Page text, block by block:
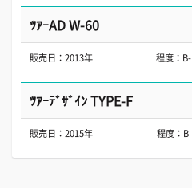
ﾂｱｰAD W-60
販売日：2013年 程度：B-
ﾂｱｰﾃﾞｻﾞｲﾝ TYPE-F
販売日：2015年 程度：B